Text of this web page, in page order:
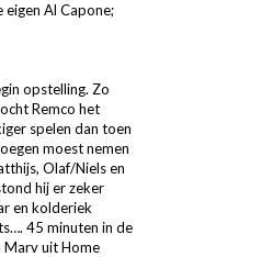
Al Capone;
opstelling. Zo
Remco het
spelen dan toen
moest nemen
Olaf/Niels en
hij er zeker
en kolderiek
45 minuten in de
Marv uit Home